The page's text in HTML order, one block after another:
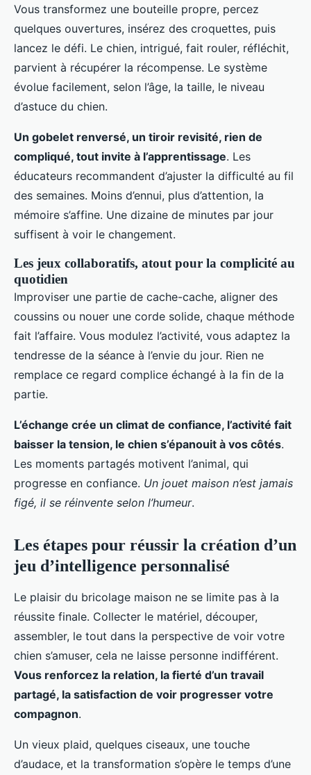
Vous transformez une bouteille propre, percez
quelques ouvertures, insérez des croquettes, puis
lancez le défi. Le chien, intrigué, fait rouler, réfléchit,
parvient à récupérer la récompense. Le système
évolue facilement, selon l’âge, la taille, le niveau
d’astuce du chien.
Un gobelet renversé, un tiroir revisité, rien de
compliqué, tout invite à l’apprentissage. Les
éducateurs recommandent d’ajuster la difficulté au fil
des semaines. Moins d’ennui, plus d’attention, la
mémoire s’affine. Une dizaine de minutes par jour
suffisent à voir le changement.
Les jeux collaboratifs, atout pour la complicité au
quotidien
Improviser une partie de cache-cache, aligner des
coussins ou nouer une corde solide, chaque méthode
fait l’affaire. Vous modulez l’activité, vous adaptez la
tendresse de la séance à l’envie du jour. Rien ne
remplace ce regard complice échangé à la fin de la
partie.
L’échange crée un climat de confiance, l’activité fait
baisser la tension, le chien s’épanouit à vos côtés.
Les moments partagés motivent l’animal, qui
progresse en confiance. Un jouet maison n’est jamais
figé, il se réinvente selon l’humeur.
Les étapes pour réussir la création d’un
jeu d’intelligence personnalisé
Le plaisir du bricolage maison ne se limite pas à la
réussite finale. Collecter le matériel, découper,
assembler, le tout dans la perspective de voir votre
chien s’amuser, cela ne laisse personne indifférent.
Vous renforcez la relation, la fierté d’un travail
partagé, la satisfaction de voir progresser votre
compagnon.
Un vieux plaid, quelques ciseaux, une touche
d’audace, et la transformation s’opère le temps d’une